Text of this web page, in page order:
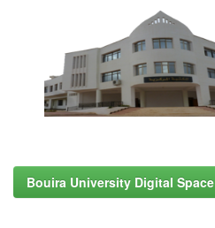
Bouira University Digital Space